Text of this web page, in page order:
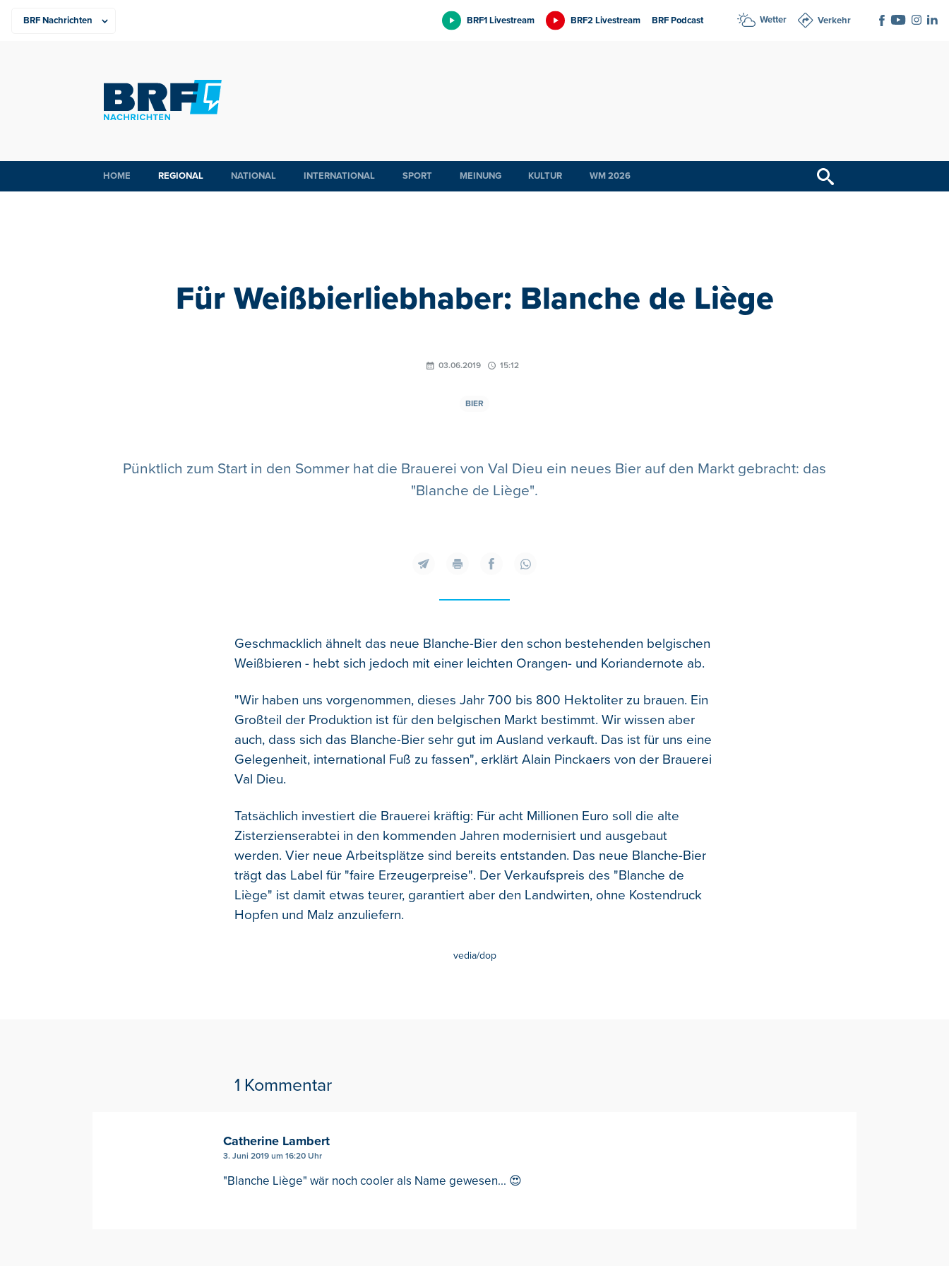
BRF1 Livestream BRF2 Livestream BRF Podcast Wetter Verkehr
HOME REGIONAL NATIONAL INTERNATIONAL SPORT MEINUNG KULTUR WM 2026
Für Weißbierliebhaber: Blanche de Liège
03.06.2019 15:12
BIER
Pünktlich zum Start in den Sommer hat die Brauerei von Val Dieu ein neues Bier auf den Markt gebracht: das
"Blanche de Liège".
Geschmacklich ähnelt das neue Blanche-Bier den schon bestehenden belgischen
Weißbieren - hebt sich jedoch mit einer leichten Orangen- und Koriandernote ab.
"Wir haben uns vorgenommen, dieses Jahr 700 bis 800 Hektoliter zu brauen. Ein
Großteil der Produktion ist für den belgischen Markt bestimmt. Wir wissen aber
auch, dass sich das Blanche-Bier sehr gut im Ausland verkauft. Das ist für uns eine
Gelegenheit, international Fuß zu fassen", erklärt Alain Pinckaers von der Brauerei
Val Dieu.
Tatsächlich investiert die Brauerei kräftig: Für acht Millionen Euro soll die alte
Zisterzienserabtei in den kommenden Jahren modernisiert und ausgebaut
werden. Vier neue Arbeitsplätze sind bereits entstanden. Das neue Blanche-Bier
trägt das Label für "faire Erzeugerpreise". Der Verkaufspreis des "Blanche de
Liège" ist damit etwas teurer, garantiert aber den Landwirten, ohne Kostendruck
Hopfen und Malz anzuliefern.
vedia/dop
1 Kommentar
Catherine Lambert
3. Juni 2019 um 16:20 Uhr
"Blanche Liège" wär noch cooler als Name gewesen... 😍